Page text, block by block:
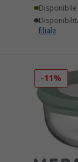
Disponibile
filiale
-11%